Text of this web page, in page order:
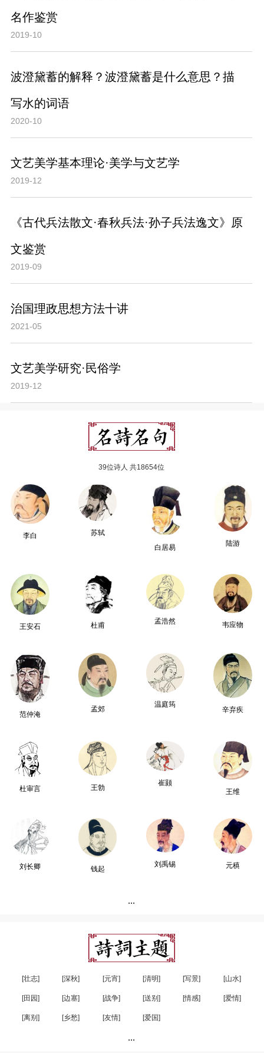
名作鉴赏
2019-10
波澄黛蓄的解释？波澄黛蓄是什么意思？描
写水的词语
2020-10
文艺美学基本理论·美学与文艺学
2019-12
《古代兵法散文·春秋兵法·孙子兵法逸文》原
文鉴赏
2019-09
治国理政思想方法十讲
2021-05
文艺美学研究·民俗学
2019-12
39位诗人 共18654位
李白
苏轼
白居易
陆游
王安石 杜甫
孟浩然 韦应物
范仲淹
孟郊
温庭筠
辛弃疾
杜审言 王勃
崔颢
王维
刘长卿 钱起
刘禹锡 元稹
...
[壮志] [深秋] [元宵] [清明] [写景] [山水]
[田园] [边塞] [战争] [送别] [情感] [爱情]
[离别] [乡愁] [友情] [爱国]
...